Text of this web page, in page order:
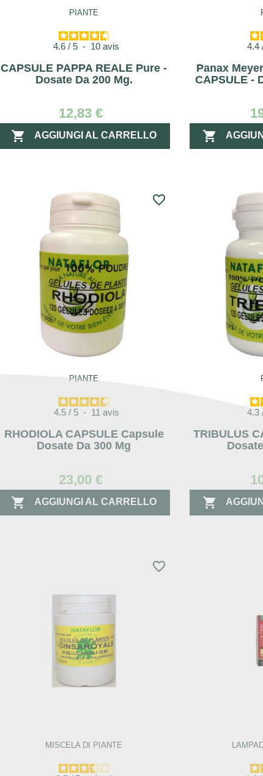
PIANTE
4.6 / 5 - 10avis
CAPSULE PAPPA REALE Pure -
Dosate Da 200 Mg.
12,83 €
 AGGIUNGI AL CARRELLO
4.4
Panax
CAPSULE -

PIANTE
4.5 / 5 - 11 avis
RHODIOLA CAPSULE Capsule
Dosate Da 300 Mg
23,00 €
 AGGIUNGI AL CARRELLO
favorite_border
4.3
TRIBULUS

MISCELA DI PIANTE
favorite_border